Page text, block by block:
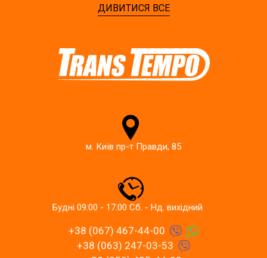
ДИВИТИСЯ ВСЕ
м. Київ пр-т Правди, 85
Будні 09:00 - 17:00 Сб. - Нд. вихідний
+38 (067) 467-44-00
+38 (063) 247-03-53